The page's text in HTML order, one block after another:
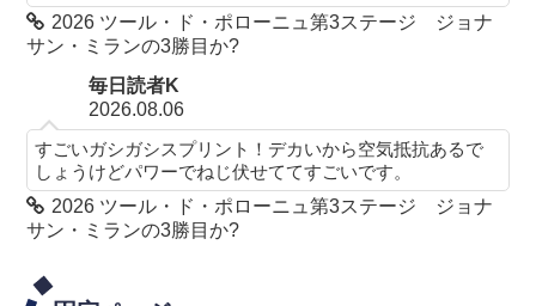
2026 ツール・ド・ポローニュ第3ステージ ジョナ
サン・ミランの3勝目か?
毎日読者K
2026.08.06
すごいガシガシスプリント！デカいから空気抵抗あるで
しょうけどパワーでねじ伏せててすごいです。
2026 ツール・ド・ポローニュ第3ステージ ジョナ
サン・ミランの3勝目か?